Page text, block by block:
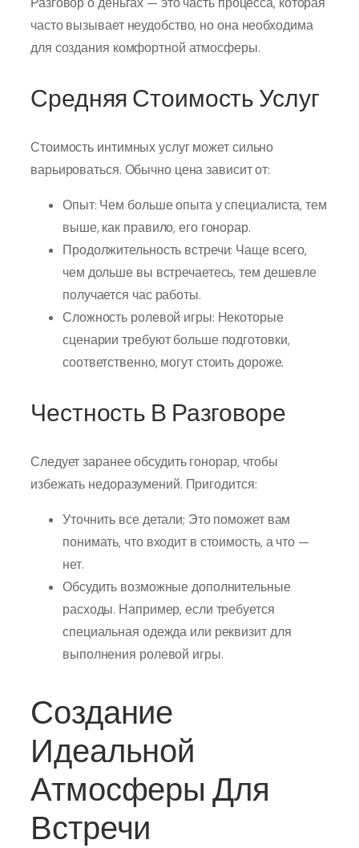
часто вызывает неудобство, но она необходима
для создания комфортной атмосферы.
Средняя Стоимость Услуг
Стоимость интимных услуг может сильно
варьироваться. Обычно цена зависит от:
Опыт: Чем больше опыта у специалиста, тем
выше, как правило, его гонорар.
Продолжительность встречи: Чаще всего,
чем дольше вы встречаетесь, тем дешевле
получается час работы.
Сложность ролевой игры: Некоторые
сценарии требуют больше подготовки,
соответственно, могут стоить дороже.
Честность В Разговоре
Следует заранее обсудить гонорар, чтобы
избежать недоразумений. Пригодится:
Уточнить все детали; Это поможет вам
понимать, что входит в стоимость, а что —
нет.
Обсудить возможные дополнительные
расходы. Например, если требуется
специальная одежда или реквизит для
выполнения ролевой игры.
Создание
Идеальной
Атмосферы Для
Встречи